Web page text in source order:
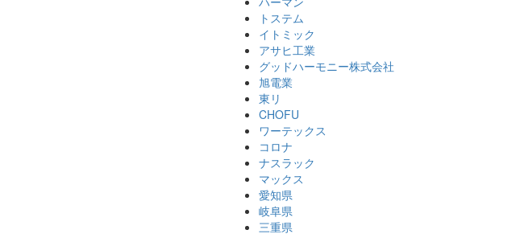
トステム
イトミック
アサヒ工業
グッドハーモニー株式会社
旭電業
東リ
CHOFU
ワーテックス
コロナ
ナスラック
マックス
愛知県
岐阜県
三重県